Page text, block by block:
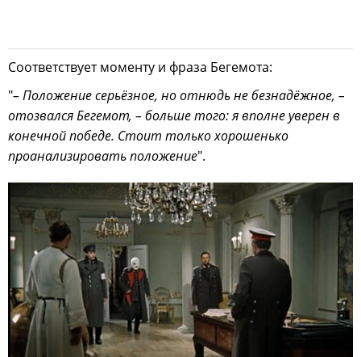
Соответствует моменту и фраза Бегемота:
"– Положение серьёзное, но отнюдь не безнадёжное, –
отозвался Бегемот, – больше того: я вполне уверен в
конечной победе. Стоит только хорошенько
проанализировать положение".